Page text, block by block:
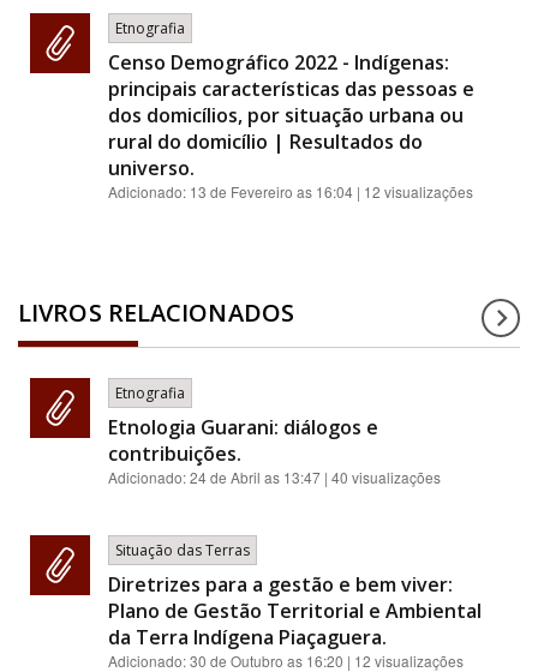
Etnografia
Censo Demográfico 2022 - Indígenas:
principais características das pessoas e
dos domicílios, por situação urbana ou
rural do domicílio | Resultados do
universo.
Adicionado: 13 de Fevereiro as 16:04 | 12 visualizações
LIVROS RELACIONADOS
Etnografia
Etnologia Guarani: diálogos e
contribuições.
Adicionado:24 de Abril as 13:47 | 40 visualizações
Situação das Terras
Diretrizes para a gestão e bem viver:
Plano de Gestão Territorial e Ambiental
da Terra Indígena Piaçaguera.
Adicionado:30 de Outubro as 16:20 | 12 visualizações